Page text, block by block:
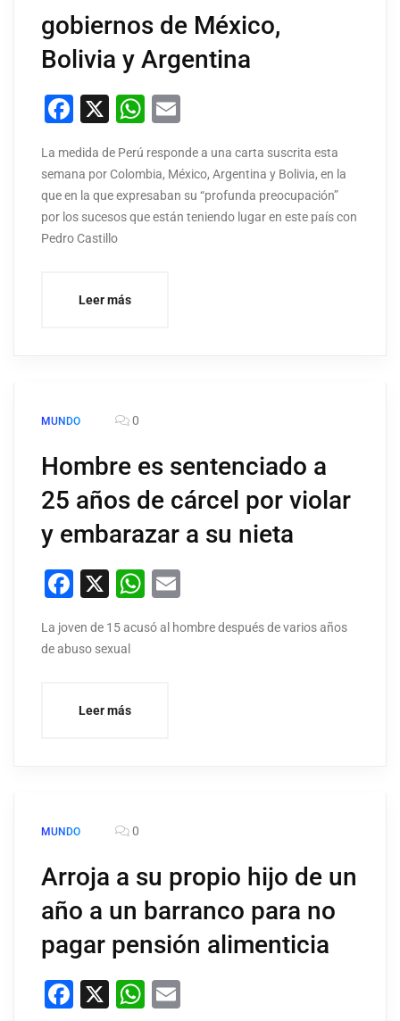
gobiernos de México,
Bolivia y Argentina
Facebook
X WhatsApp
La medida de Perú responde a una carta suscrita esta
semana por Colombia, México, Argentina y Bolivia, en la
que en la que expresaban su “profunda preocupación”
por los sucesos que están teniendo lugar en este país con
Pedro Castillo
Leer más
MUNDO 0
Hombre es sentenciado a
25 años de cárcel por violar
y embarazar a su nieta
Facebook
X WhatsApp
La joven de 15 acusó al hombre después de varios años
de abuso sexual
Leer más
MUNDO 0
Arroja a su propio hijo de un
año a un barranco para no
pagar pensión alimenticia
Facebook
X WhatsApp